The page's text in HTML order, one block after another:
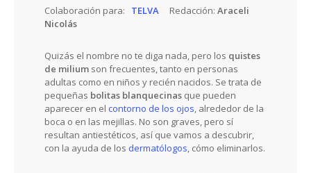
Colaboración para: TELVA Redacción:Araceli
Nicolás
Quizás el nombre no te diga nada, pero los quistes
de milium son frecuentes, tanto en personas
adultas como en niños y recién nacidos. Se trata de
pequeñas bolitas blanquecinas que pueden
aparecer en elcontorno de los ojos, alrededor de la
boca o en las mejillas. No son graves, pero sí
resultan antiestéticos, así que vamos a descubrir,
con la ayuda de los dermatólogos, cómo eliminarlos.